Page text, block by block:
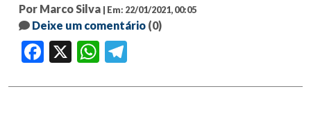
Por Marco Silva | Em: 22/01/2021, 00:05
Deixe um comentário (0)
Facebook WhatsApp